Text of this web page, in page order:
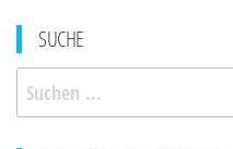
SUCHE
Suchen
nach: